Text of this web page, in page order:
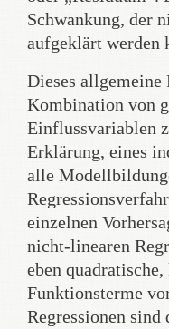
Schwankung, der
aufgeklärt werden
Dieses
Kombination von
Einflussvariablen
Erklärung, eines
alle
einzelnen
nicht-linearen
eben
Funktionsterme
Regressionen sind